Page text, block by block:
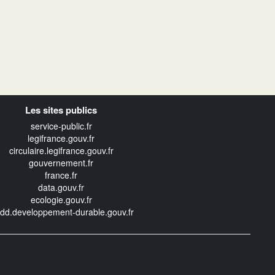
Les sites publics
service-public.fr
legifrance.gouv.fr
circulaire.legifrance.gouv.fr
gouvernement.fr
france.fr
data.gouv.fr
ecologie.gouv.fr
durable.gouv.fr